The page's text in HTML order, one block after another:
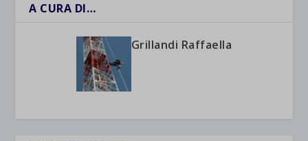
A CURA DI…
Grillandi Raffaella